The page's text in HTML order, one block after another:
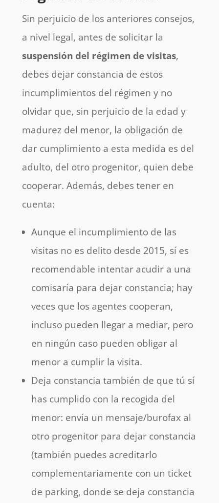
Sin perjuicio de los anteriores consejos,
a nivel legal, antes de solicitar la
suspensión del régimen de visitas,
debes dejar constancia de estos
incumplimientos del régimen y no
olvidar que, sin perjuicio de la edad y
madurez del menor, la obligación de
dar cumplimiento a esta medida es del
adulto, del otro progenitor, quien debe
cooperar. Además, debes tener en
cuenta:
Aunque el incumplimiento de las
visitas no es delito desde 2015, sí es
recomendable intentar acudir a una
comisaría para dejar constancia; hay
veces que los agentes cooperan,
incluso pueden llegar a mediar, pero
en ningún caso pueden obligar al
menor a cumplir la visita.
Deja constancia también de que tú sí
has cumplido con la recogida del
menor: envía un mensaje/burofax al
otro progenitor para dejar constancia
(también puedes acreditarlo
complementariamente con un ticket
de parking, donde se deja constancia